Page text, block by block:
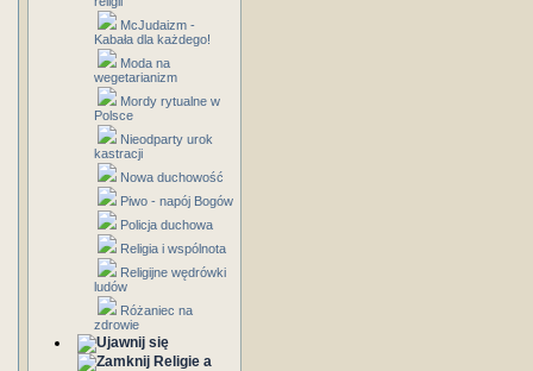
McJudaizm -
Kabała dla każdego!
Moda na
wegetarianizm
Mordy rytualne w
Polsce
Nieodparty urok
kastracji
Nowa duchowość
Piwo - napój Bogów
Policja duchowa
Religia i wspólnota
Religijne wędrówki
ludów
Różaniec na
zdrowie
Religie a